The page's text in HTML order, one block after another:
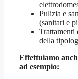
Pulizia e
(sanitari e
Trattamenti
della
Effettuiamo
ad esempio: